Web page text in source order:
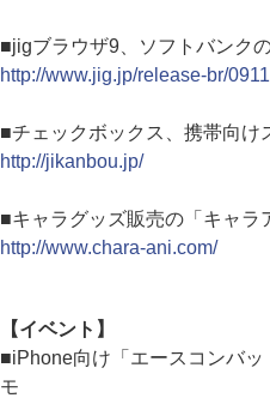
■jigブラウザ9、ソフトバンク
http://www.jig.jp/release-br/
■チェックボックス、携帯向け
http://jikanbou.jp/
■キャラグッズ販売の「キャラ
http://www.chara-ani.com/
【イベント】
■iPhone向け「エースコンバ
モ